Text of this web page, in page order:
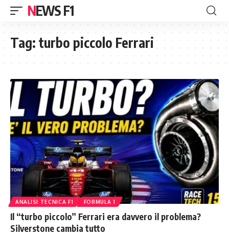
NEWS F1
Tag: turbo piccolo Ferrari
ANALISI TECNICA F1 FORMULA 1
Il “turbo piccolo” Ferrari era davvero il problema?
Silverstone cambia tutto